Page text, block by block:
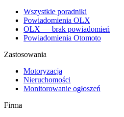
Wszystkie poradniki
Powiadomienia OLX
OLX — brak powiadomień
Powiadomienia Otomoto
Zastosowania
Motoryzacja
Nieruchomości
Monitorowanie ogłoszeń
Firma